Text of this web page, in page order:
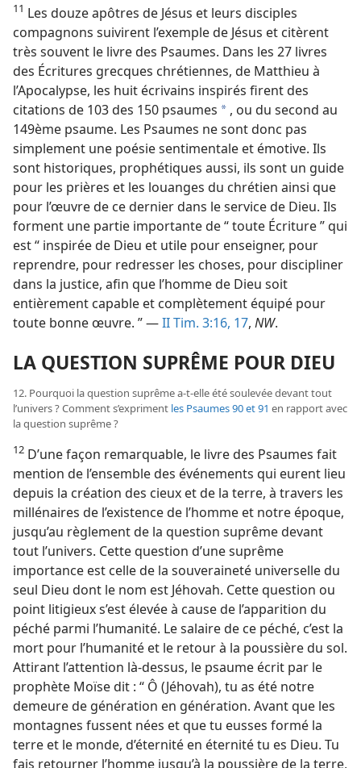
11 Les douze apôtres de Jésus et leurs disciples
compagnons suivirent l’exemple de Jésus et citèrent
très souvent le livre des Psaumes. Dans les 27 livres
des Écritures grecques chrétiennes, de Matthieu à
l’Apocalypse, les huit écrivains inspirés firent des
citations de 103 des 150 psaumes a , ou du second au
149ème psaume. Les Psaumes ne sont donc pas
simplement une poésie sentimentale et émotive. Ils
sont historiques, prophétiques aussi, ils sont un guide
pour les prières et les louanges du chrétien ainsi que
pour l’œuvre de ce dernier dans le service de Dieu. Ils
forment une partie importante de “ toute Écriture ” qui
est “ inspirée de Dieu et utile pour enseigner, pour
reprendre, pour redresser les choses, pour discipliner
dans la justice, afin que l’homme de Dieu soit
entièrement capable et complètement équipé pour
toute bonne œuvre. ” —II Tim. 3:16, 17, NW.
LA QUESTION SUPRÊME POUR DIEU
12. Pourquoi la question suprême a-​t-​elle été soulevée devant tout
l’univers ? Comment s’expriment les Psaumes 90 et91 en rapport avec
la question suprême ?
12 D’une façon remarquable, le livre des Psaumes fait
mention de l’ensemble des événements qui eurent lieu
depuis la création des cieux et de la terre, à travers les
millénaires de l’existence de l’homme et notre époque,
jusqu’au règlement de la question suprême devant
tout l’univers. Cette question d’une suprême
importance est celle de la souveraineté universelle du
seul Dieu dont le nom est Jéhovah. Cette question ou
point litigieux s’est élevée à cause de l’apparition du
péché parmi l’humanité. Le salaire de ce péché, c’est la
mort pour l’humanité et le retour à la poussière du sol.
Attirant l’attention là-dessus, le psaume écrit par le
prophète Moïse dit : “ Ô (Jéhovah), tu as été notre
demeure de génération en génération. Avant que les
montagnes fussent nées et que tu eusses formé la
terre et le monde, d’éternité en éternité tu es Dieu. Tu
fais retourner l’homme jusqu’à la poussière de la terre,